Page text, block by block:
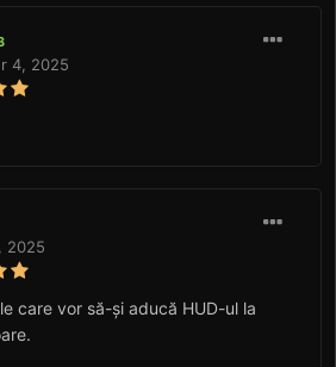
4, 2025
2025
care vor să-și aducă HUD-ul la